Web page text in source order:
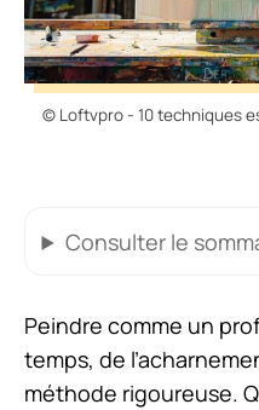
© Loftvpro - 10 techniques
Consulter le
Peindre comme un
temps, de
méthode rigoureuse.